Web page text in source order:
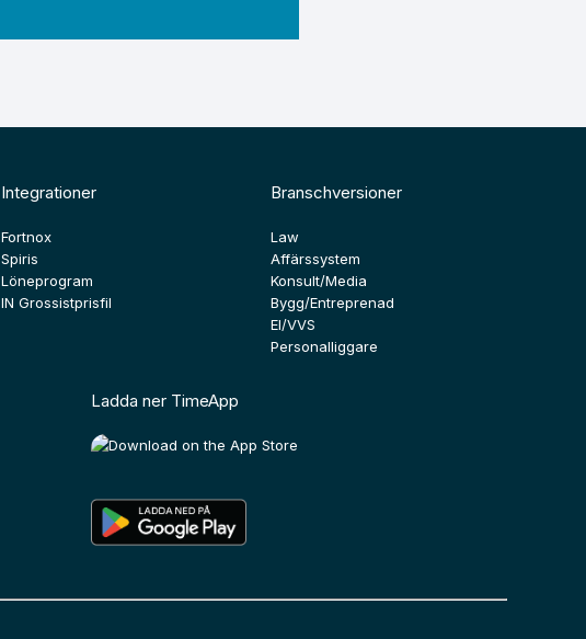
Integrationer
Fortnox
Spiris
Löneprogram
IN Grossistprisfil
Branschversioner
Law
Affärssystem
Konsult/Media
Bygg/Entreprenad
El/VVS
Personalliggare
Ladda ner TimeApp